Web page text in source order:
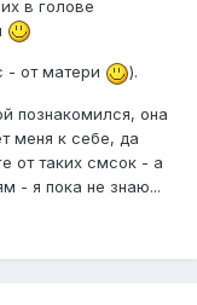
в голове
- от матери ).
познакомился, она
меня к себе, да
от таких смсок - а
- я пока не знаю...